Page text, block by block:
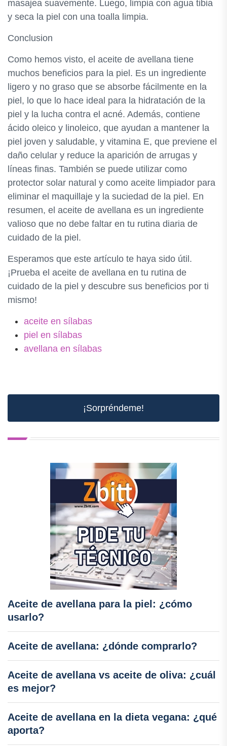
masajea suavemente. Luego, limpia con agua tibia
y seca la piel con una toalla limpia.
Conclusion
Como hemos visto, el aceite de avellana tiene
muchos beneficios para la piel. Es un ingrediente
ligero y no graso que se absorbe fácilmente en la
piel, lo que lo hace ideal para la hidratación de la
piel y la lucha contra el acné. Además, contiene
ácido oleico y linoleico, que ayudan a mantener la
piel joven y saludable, y vitamina E, que previene el
daño celular y reduce la aparición de arrugas y
líneas finas. También se puede utilizar como
protector solar natural y como aceite limpiador para
eliminar el maquillaje y la suciedad de la piel. En
resumen, el aceite de avellana es un ingrediente
valioso que no debe faltar en tu rutina diaria de
cuidado de la piel.
Esperamos que este artículo te haya sido útil.
¡Prueba el aceite de avellana en tu rutina de
cuidado de la piel y descubre sus beneficios por ti
mismo!
aceite en sílabas
piel en sílabas
avellana en sílabas
¡Sorpréndeme!
Aceite de avellana para la piel: ¿cómo
usarlo?
Aceite de avellana: ¿dónde comprarlo?
Aceite de avellana vs aceite de oliva: ¿cuál
es mejor?
Aceite de avellana en la dieta vegana: ¿qué
aporta?